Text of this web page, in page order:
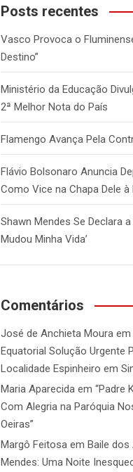
c
Posts recentes
Vasco Provoca o
Destino”
Ministério da Educação
2ª Melhor Nota do País
Flamengo Avança Pela
Flávio Bolsonaro Anuncia
Como Vice na Chapa Dele à
Shawn Mendes Se Declara
Mudou Minha Vida’
Comentários
José de Anchieta Moura
Equatorial Solução Urgente
Localidade Espinheiro em
Maria Aparecida em“Padre
Com Alegria na Paróquia
Oeiras”
Margô Feitosa emBaile dos
Mendes: Uma Noite